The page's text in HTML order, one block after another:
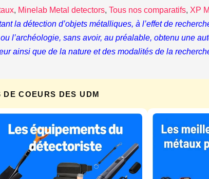
, Minelab Metal detectors, Tous nos comparatifs, XP
la détection d’objets métalliques, à l’effet de
l’archéologie, sans avoir, au préalable, obtenu une
ainsi que de la nature et des modalités de la
DE COEURS DES UDM